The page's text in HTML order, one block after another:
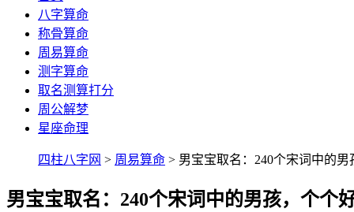
八字算命
称骨算命
周易算命
测字算命
取名测算打分
周公解梦
星座命理
四柱八字网 > 周易算命 > 男宝宝取名：240个宋词中的
男宝宝取名：240个宋词中的男孩，个个